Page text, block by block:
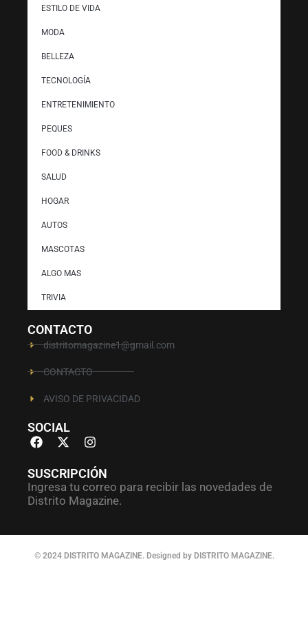
ESTILO DE VIDA
MODA
BELLEZA
TECNOLOGÍA
ENTRETENIMIENTO
PEQUES
FOOD & DRINKS
SALUD
HOGAR
AUTOS
MASCOTAS
ALGO MAS
TRIVIA
CONTACTO
distritomagazine1@gmail.com
CONTACTO
AVISO DE PRIVACIDAD
SOCIAL
SUSCRIPCIÓN
Ingresa tu correo para recibir las novedades de
Distrito Magazine.
© 2024 DISTRITO MAGAZINE. Designed by DISTRITO MAGAZINE.